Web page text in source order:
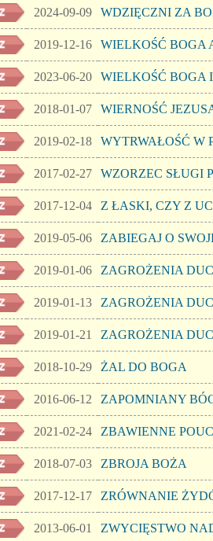
2024-09-09 WDZIĘCZNI ZA
2019-12-16 WIELKOŚĆ BOGA
2023-06-20 WIELKOŚĆ BOGA
2018-01-07 WIERNOŚĆ
2019-02-18 WYTRWAŁOŚĆ W
2017-02-27 WZORZEC SŁUGI
2017-12-04 Z ŁASKI, CZY Z
2019-05-06 ZABIEGAJ O
2019-01-06 ZAGROŻENIA
2019-01-13 ZAGROŻENIA
2019-01-21 ZAGROŻENIA
2018-10-29 ŻAL DO BOGA
2016-06-12 ZAPOMNIANY
2021-02-24 ZBAWIENNE
2018-07-03 ZBROJA BOŻA
2017-12-17 ZRÓWNANIE
2013-06-01 ZWYCIĘSTWO